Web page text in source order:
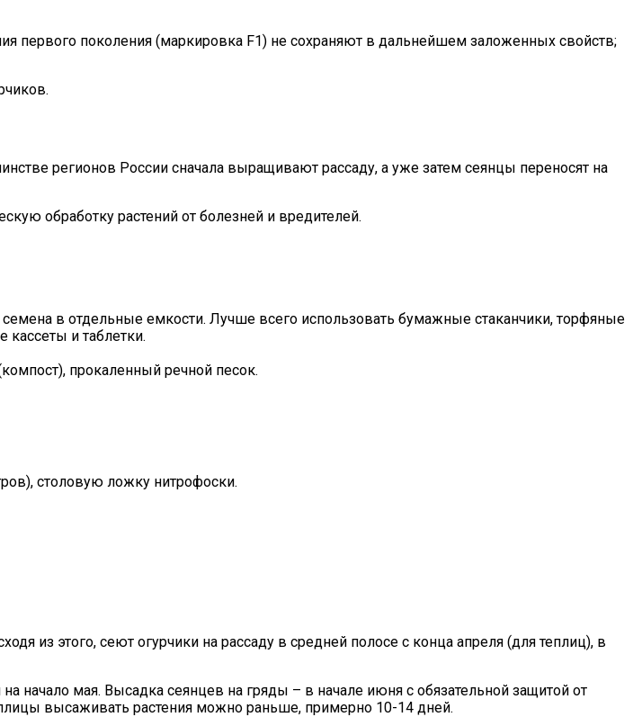
первого поколения (маркировка F1) не сохраняют в дальнейшем заложенных свойств;
регионов России сначала выращивают рассаду, а уже затем сеянцы переносят на
обработку растений от болезней и вредителей.
в отдельные емкости. Лучше всего использовать бумажные стаканчики, торфяные
и таблетки.
прокаленный речной песок.
столовую ложку нитрофоски.
из этого, сеют огурчики на рассаду в средней полосе с конца апреля (для теплиц), в
начало мая. Высадка сеянцев на гряды – в начале июня с обязательной защитой от
высаживать растения можно раньше, примерно 10-14 дней.